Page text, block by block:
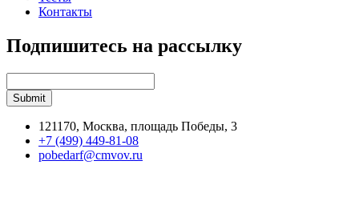
Контакты
Подпишитесь на рассылку
121170, Москва, площадь Победы, 3
+7 (499) 449-81-08
pobedarf@cmvov.ru